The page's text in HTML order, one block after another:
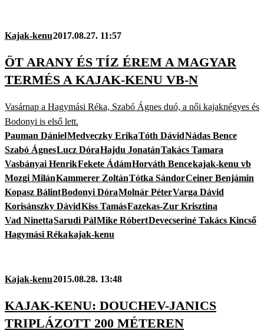
Kajak-kenu2017.08.27. 11:57
ÖT ARANY ÉS TÍZ ÉREM A MAGYAR
TERMÉS A KAJAK-KENU VB-N
Vasárnap a Hagymási Réka, Szabó Ágnes duó, a női kajaknégyes és
Bodonyi is első lett.
Pauman DánielMedveczky ErikaTóth DávidNádas Bence
Szabó ÁgnesLucz DóraHajdu JonatánTakács Tamara
Vasbányai HenrikFekete ÁdámHorváth Bencekajak-kenu vb
Mozgi MilánKammerer ZoltánTótka SándorCeiner Benjámin
Kopasz BálintBodonyi DóraMolnár PéterVarga Dávid
Korisánszky DávidKiss TamásFazekas-Zur Krisztina
Vad NinettaSarudi PálMike RóbertDevecseriné Takács Kincső
Hagymási Rékakajak-kenu
Kajak-kenu2015.08.28. 13:48
KAJAK-KENU: DOUCHEV-JANICS
TRIPLÁZOTT 200 MÉTEREN